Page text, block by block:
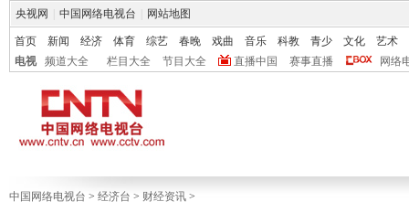
央视网 中国网络电视台 网站地图
首页 新闻 经济 体育 综艺 春晚 戏曲 音乐 科教 青少 文化
艺术
电视
频道大全 栏目大全 节目大全 直播中国 赛事直播 网络
中国网络电视台 > 经济台 > 财经资讯 >